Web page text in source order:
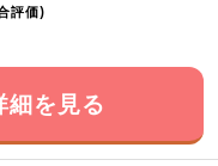
評価)
細を見る